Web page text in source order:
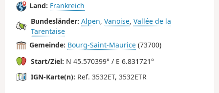
Land: Frankreich
Bundesländer: Alpen, Vanoise, Vallée de la
Tarentaise
Gemeinde: Bourg-Saint-Maurice (73700)
Start/Ziel: N 45.570399° / E 6.831721°
IGN-Karte(n): Ref. 3532ET, 3532ETR